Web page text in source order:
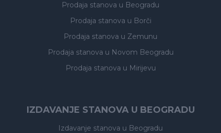
Prodaja stanova u Beogradu
Prodaja stanova u Borči
Prodaja stanova u Zemunu
Prodaja stanova u Novom Beogradu
Prodaja stanova u Mirijevu
IZDAVANJE STANOVA U BEOGRADU
Izdavanje stanova u Beogradu